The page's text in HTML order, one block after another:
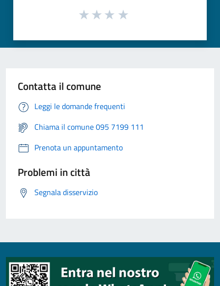
Contatta il comune
Leggi le domande frequenti
Chiama il comune 095 7199 111
Prenota un appuntamento
Problemi in città
Segnala disservizio